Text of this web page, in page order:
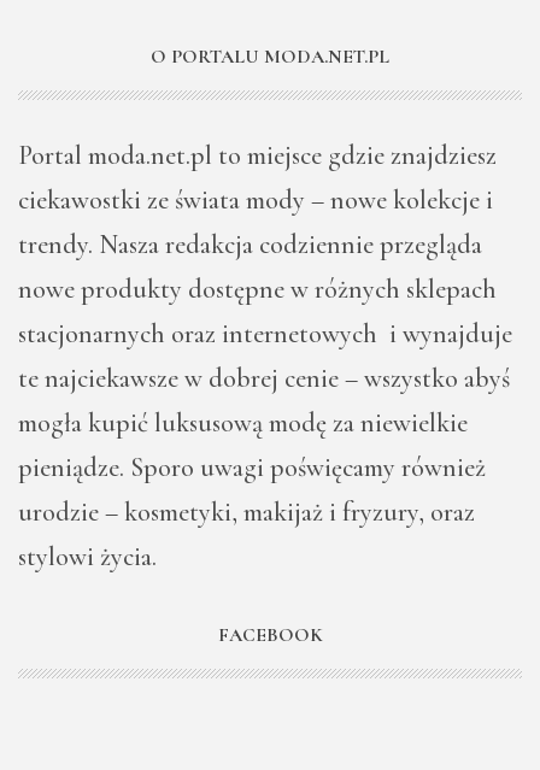
O PORTALU MODA.NET.PL
Portal moda.net.pl to miejsce gdzie znajdziesz
ciekawostki ze świata mody – nowe kolekcje i
trendy. Nasza redakcja codziennie przegląda
nowe produkty dostępne w różnych sklepach
stacjonarnych oraz internetowych i wynajduje
te najciekawsze w dobrej cenie – wszystko abyś
mogła kupić luksusową modę za niewielkie
pieniądze. Sporo uwagi poświęcamy również
urodzie – kosmetyki, makijaż i fryzury, oraz
stylowi życia.
FACEBOOK